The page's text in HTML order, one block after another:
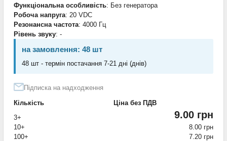
Функціональна особливість: Без генератора
Робоча напруга: 20 VDC
Резонансна частота: 4000 Гц
Рівень звуку: -
на замовлення: 48 шт
48 шт - термін постачання 7-21 дні (днів)
Підписка на надходження
Кількість
Ціна без ПДВ
3+
9.00 грн
10+
8.00 грн
100+
7.20 грн